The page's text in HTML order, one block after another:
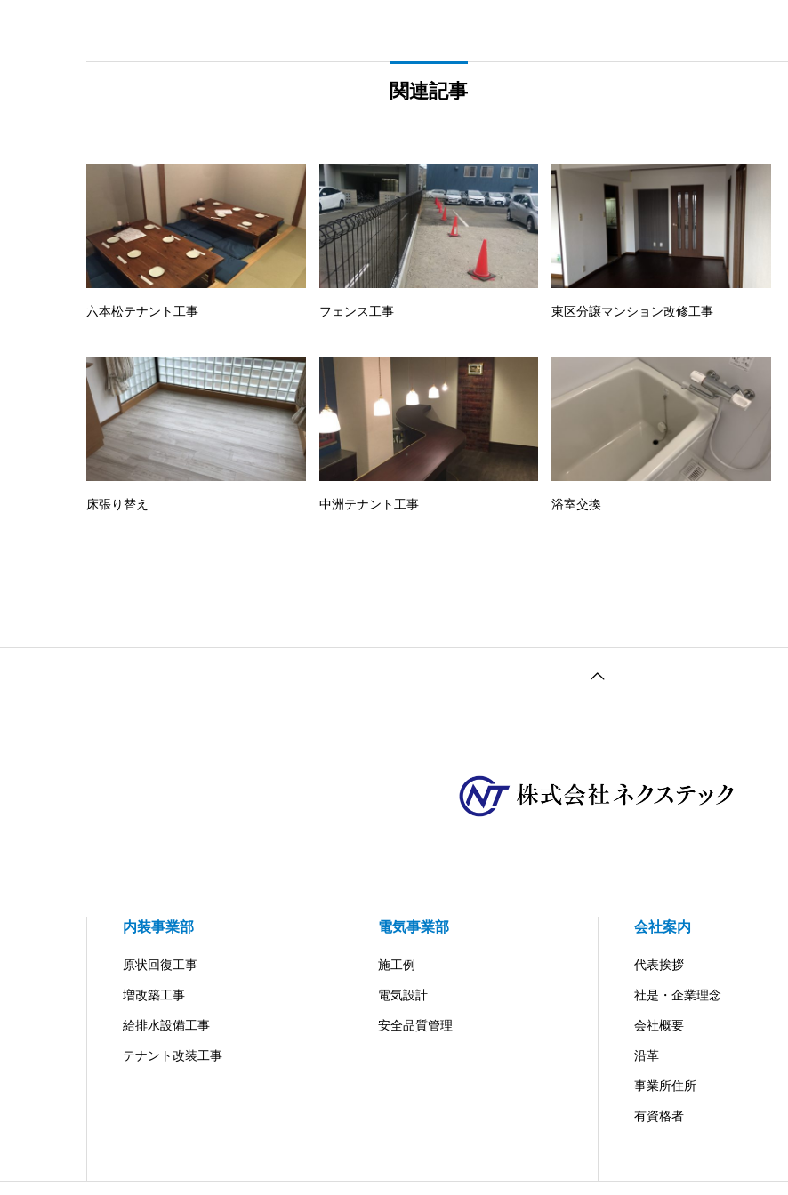
関連記事
六本松テナント工事 フェンス工事 東区分譲マンション改修工事
床張り替え 中洲テナント工事 浴室交換
内装事業部
原状回復工事
増改築工事
給排水設備工事
テナント改装工事
電気事業部
施工例
電気設計
安全品質管理
会社案内
代表挨拶
社是・企業理念
会社概要
沿革
事業所住所
有資格者